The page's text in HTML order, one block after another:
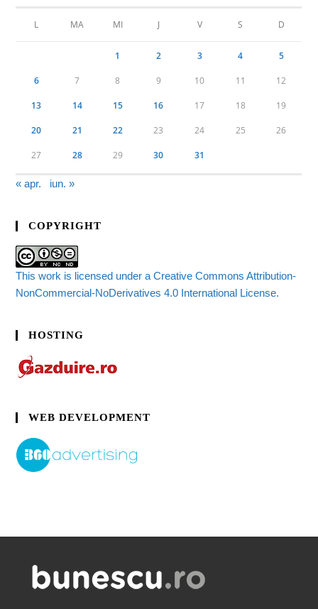
L MA MI J V S D
1 2 3 4 5
6 7 8 9 10 11 12
13 14 15 16 17 18 19
20 21 22 23 24 25 26
27 28 29 30 31
« apr. iun. »
COPYRIGHT
This work is licensed under a Creative Commons Attribution-
NonCommercial-NoDerivatives 4.0 International License.
HOSTING
WEB DEVELOPMENT